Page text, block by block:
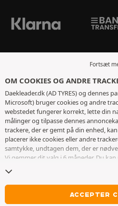
Fortsæt
OM COOKIES OG ANDRE
Daekleader.dk (AD TYRES) og dennes
Microsoft) bruger cookies og andre
webstedet fungerer korrekt, lette din
målinger og tilpasse dennes
trackere, der er gemt på din enhed,
placerer ikke cookies eller andre
samtykke, undtagen dem, der er
Vi gemmer dit valg i 6 måneder. Du
kan vælge at fortsætte med at browse
cookies eller andre trackere. Afvisning
tjenesterne AD TYRES. For mere
konsulteresiden om cookies og andre
ACCEPTER